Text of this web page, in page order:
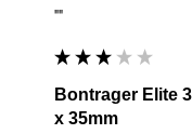
""
Bontrager Elite
x 35mm